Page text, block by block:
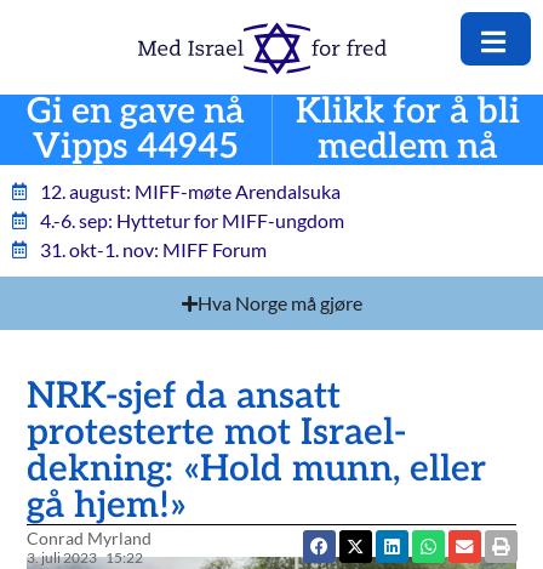
Gi en gave nå
Vipps 44945
Klikk for å bli
medlem nå
12. august: MIFF-møte Arendalsuka
4.-6. sep: Hyttetur for MIFF-ungdom
31. okt-1. nov: MIFF Forum
Hva Norge må gjøre
NRK-sjef da ansatt
protesterte mot Israel-
dekning: «Hold munn, eller
gå hjem!»
Conrad Myrland
3. juli 2023 15:22